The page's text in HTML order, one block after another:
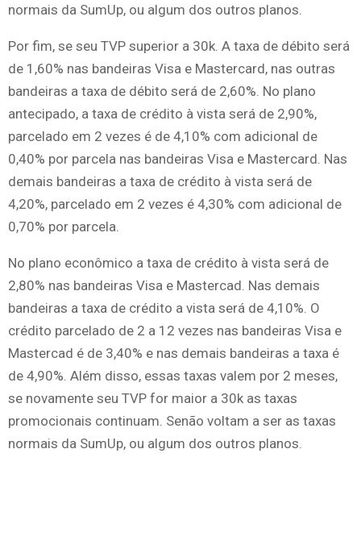
normais da SumUp, ou algum dos outros planos.
Por fim, se seu TVP superior a 30k. A taxa de débito será
de 1,60% nas bandeiras Visa e Mastercard, nas outras
bandeiras a taxa de débito será de 2,60%. No plano
antecipado, a taxa de crédito à vista será de 2,90%,
parcelado em 2 vezes é de 4,10% com adicional de
0,40% por parcela nas bandeiras Visa e Mastercard. Nas
demais bandeiras a taxa de crédito à vista será de
4,20%, parcelado em 2 vezes é 4,30% com adicional de
0,70% por parcela.
No plano econômico a taxa de crédito à vista será de
2,80% nas bandeiras Visa e Mastercad. Nas demais
bandeiras a taxa de crédito a vista será de 4,10%. O
crédito parcelado de 2 a 12 vezes nas bandeiras Visa e
Mastercad é de 3,40% e nas demais bandeiras a taxa é
de 4,90%. Além disso, essas taxas valem por 2 meses,
se novamente seu TVP for maior a 30k as taxas
promocionais continuam. Senão voltam a ser as taxas
normais da SumUp, ou algum dos outros planos.